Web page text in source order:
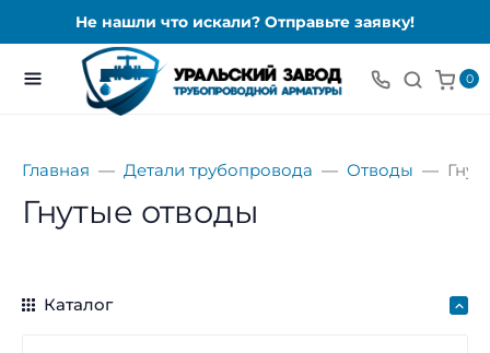
Не нашли что искали? Отправьте заявку!
0
Главная Детали трубопровода Отводы
Гнутые отводы
Каталог